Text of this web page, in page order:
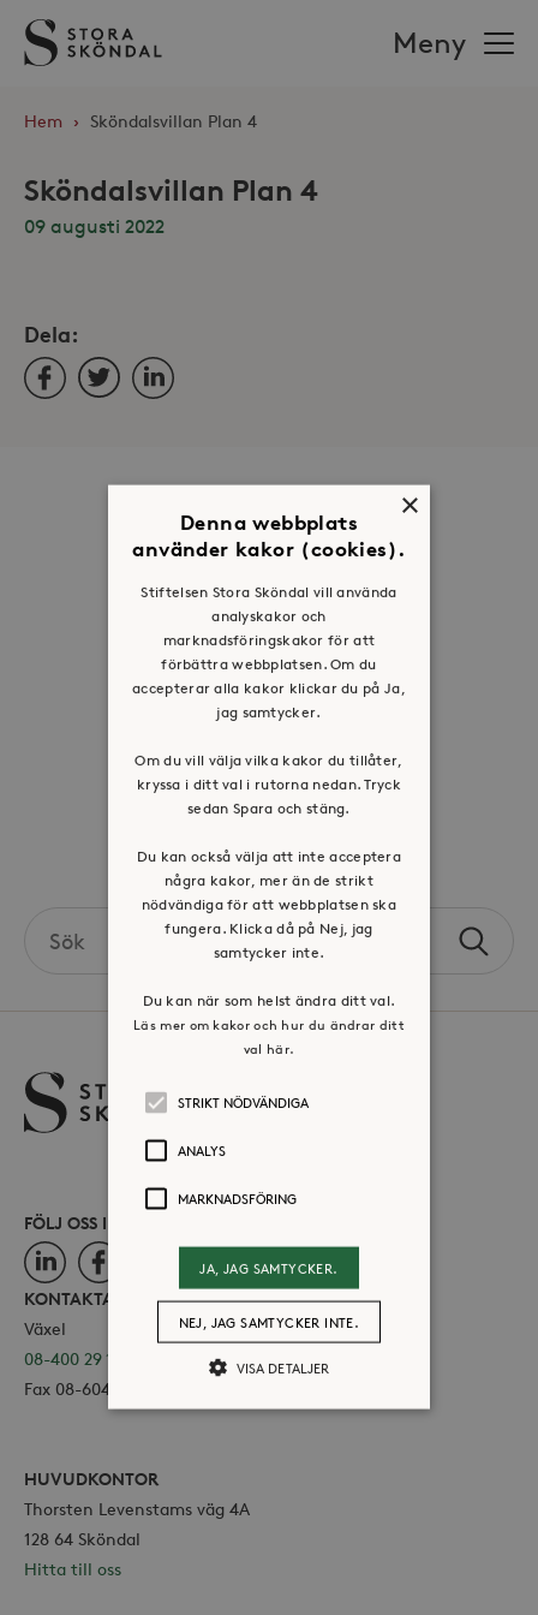
Stora
Sköndal
Meny
Hem › Sköndalsvillan Plan 4
Sköndalsvillan Plan 4
09 augusti 2022
Dela:
FacebookTwitterLinkedIn
Organisation
Tillgänglighetsredogörelse
Visselblåsartjänst
Press & mediakontakt
Volontär hos Stora Sköndal
the
Sök
FÖLJ OSS I SOCIALA MEDIER
LinkedInFacebook
KONTAKTA OSS
Växel
08-400 29 100
Fax 08-604 11 16
HUVUDKONTOR
Thorsten Levenstams väg 4A
128 64 Sköndal
Hitta till oss
×
Denna webbplats
använder kakor (cookies).
Stiftelsen Stora Sköndal vill använda
analyskakor och
marknadsföringskakor för att
förbättra webbplatsen. Om du
accepterar alla kakor klickar du på Ja,
jag samtycker.
Om du vill välja vilka kakor du tillåter,
kryssa i ditt val i rutorna nedan. Tryck
sedan Spara och stäng.
Du kan också välja att inte acceptera
några kakor, mer än de strikt
nödvändiga för att webbplatsen ska
fungera. Klicka då på Nej, jag
samtycker inte.
Du kan när som helst ändra ditt val.
Läs mer om kakor och hur du ändrar ditt
val här.
STRIKT NÖDVÄNDIGA
ANALYS
MARKNADSFÖRING
JA, JAG SAMTYCKER.
NEJ, JAG SAMTYCKER INTE.
VISA DETALJER